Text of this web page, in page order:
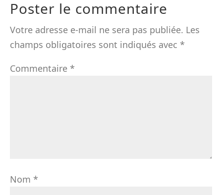
Poster le commentaire
Votre adresse e-mail ne sera pas publiée. Les
champs obligatoires sont indiqués avec *
Commentaire *
Nom *